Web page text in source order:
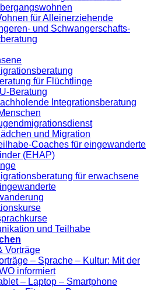
für Alleinerziehende
und Schwangerschafts-
für Flüchtlinge
Beratung
Integrationsberatung
und Migration
Coaches für eingewanderte
(EHAP)
für erwachsene
und Teilhabe
Vorträge
– Sprache – Kultur: Mit der
informiert
– Laptop – Smartphone